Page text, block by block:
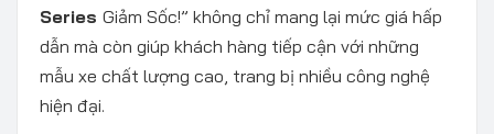
Series Giảm Sốc!” không chỉ mang lại mức giá hấp
dẫn mà còn giúp khách hàng tiếp cận với những
mẫu xe chất lượng cao, trang bị nhiều công nghệ
hiện đại.